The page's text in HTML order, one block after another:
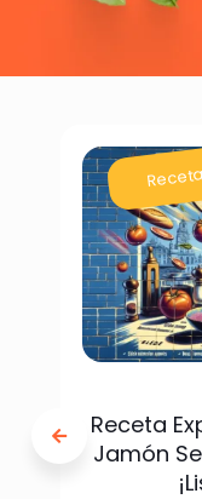
Receta
Jamón